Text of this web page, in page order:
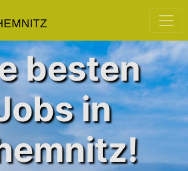
besten
in